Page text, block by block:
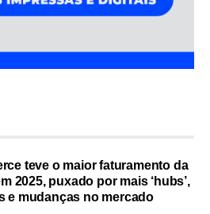
teve o maior faturamento da
2025, puxado por mais ‘hubs’,
e mudanças no mercado